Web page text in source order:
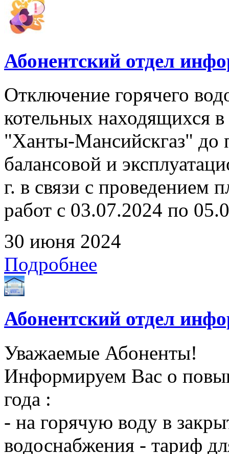
Абонентский отдел
Отключение горячего
котельных находящихся
"Ханты-Мансийскгаз" до
балансовой и
г. в связи с проведением
работ с 03.07.2024 по
30 июня 2024
Подробнее
Абонентский отдел
Уважаемые Абоненты!
Информируем Вас о
года :
- на горячую воду в
водоснабжения - тариф